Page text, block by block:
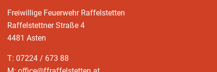
Freiwillige Feuerwehr Raffelstetten
Raffelstettner Straße 4
4481 Asten
T: 07224 / 673 88